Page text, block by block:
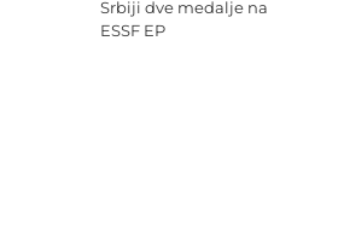
Srbiji dve medalje na
ESSF EP